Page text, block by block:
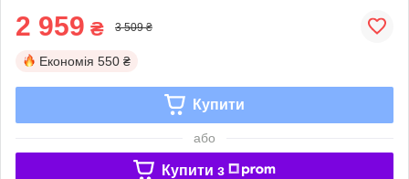
2 959 ₴ 3 509 ₴
Економія 550 ₴
Купити
або
Купити з